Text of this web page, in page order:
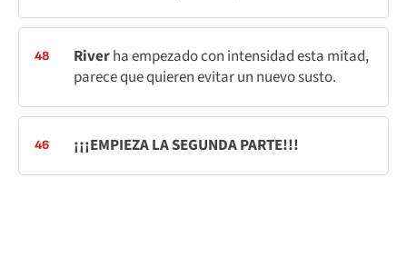
48 Riverha empezado con intensidad esta mitad,
parece que quieren evitar un nuevo susto.
46 ¡¡¡EMPIEZA LA SEGUNDA PARTE!!!